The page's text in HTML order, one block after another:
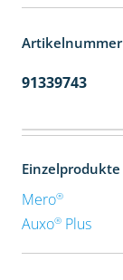
Artikelnummer
91339743
Einzelprodukte
Mero®
Auxo®Plus